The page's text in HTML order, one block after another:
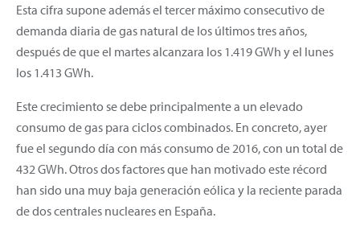
Esta cifra supone además el tercer máximo consecutivo de
demanda diaria de gas natural de los últimos tres años,
después de que el martes alcanzara los 1.419 GWh y el lunes
los 1.413 GWh.
Este crecimiento se debe principalmente a un elevado
consumo de gas para ciclos combinados. En concreto, ayer
fue el segundo día con más consumo de 2016, con un total de
432 GWh. Otros dos factores que han motivado este récord
han sido una muy baja generación eólica y la reciente parada
de dos centrales nucleares en España.